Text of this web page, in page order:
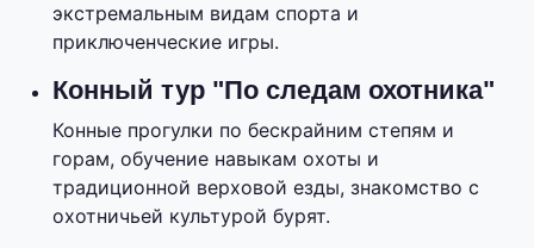
экстремальным видам спорта и
приключенческие игры.
Конный тур "По следам охотника"
Конные прогулки по бескрайним степям и
горам, обучение навыкам охоты и
традиционной верховой езды, знакомство с
охотничьей культурой бурят.